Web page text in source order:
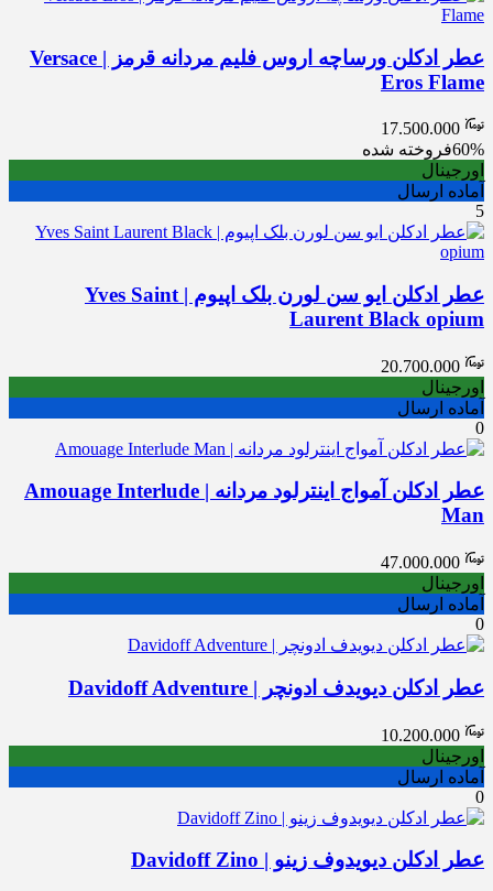
عطر ادکلن ورساچه اروس فلیم مردانه قرمز | Versace
Eros Flame
17.500.000
60%فروخته شده
اورجینال
آماده ارسال
5
عطر ادکلن ایو سن لورن بلک اپیوم | Yves Saint
Laurent Black opium
20.700.000
اورجینال
آماده ارسال
0
عطر ادکلن آمواج اینترلود مردانه | Amouage Interlude
Man
47.000.000
اورجینال
آماده ارسال
0
عطر ادکلن دیویدف ادونچر | Davidoff Adventure
10.200.000
اورجینال
آماده ارسال
0
عطر ادکلن دیویدوف زینو | Davidoff Zino